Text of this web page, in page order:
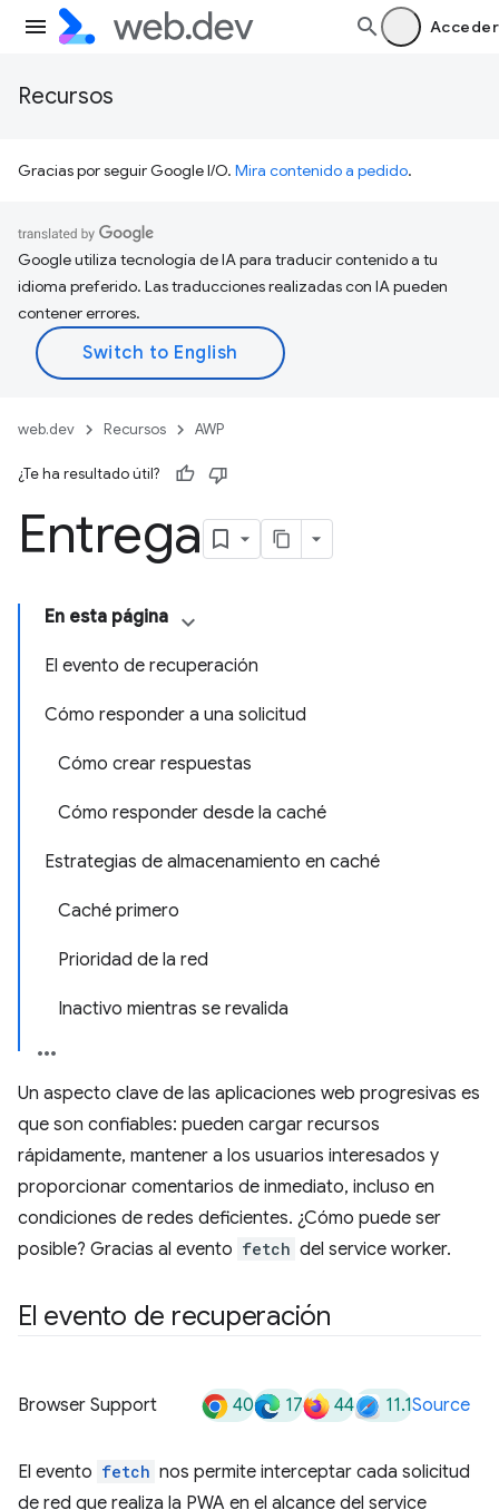
Acceder
Recursos
Gracias por seguir Google I/O. Mira contenido a pedido.
Google utiliza tecnología de IA para traducir contenido a tu
idioma preferido. Las traducciones realizadas con IA pueden
contener errores.
web.dev Recursos AWP
¿Te ha resultado útil?
Entrega
En esta página
El evento de recuperación
Cómo responder a una solicitud
Cómo crear respuestas
Cómo responder desde la caché
Estrategias de almacenamiento en caché
Caché primero
Prioridad de la red
Inactivo mientras se revalida
Un aspecto clave de las aplicaciones web progresivas es
que son confiables: pueden cargar recursos
rápidamente, mantener a los usuarios interesados y
proporcionar comentarios de inmediato, incluso en
condiciones de redes deficientes. ¿Cómo puede ser
posible? Gracias al evento fetch del service worker.
El evento de recuperación
Browser Support 40 17 44 11.1Source
El evento fetch nos permite interceptar cada solicitud
de red que realiza la PWA en el alcance del service